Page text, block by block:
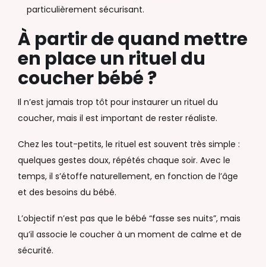
particulièrement sécurisant.
À partir de quand mettre
en place un rituel du
coucher bébé ?
Il n’est jamais trop tôt pour instaurer un rituel du
coucher, mais il est important de rester réaliste.
Chez les tout-petits, le rituel est souvent très simple :
quelques gestes doux, répétés chaque soir. Avec le
temps, il s’étoffe naturellement, en fonction de l’âge
et des besoins du bébé.
L’objectif n’est pas que le bébé “fasse ses nuits”, mais
qu’il associe le coucher à un moment de calme et de
sécurité.